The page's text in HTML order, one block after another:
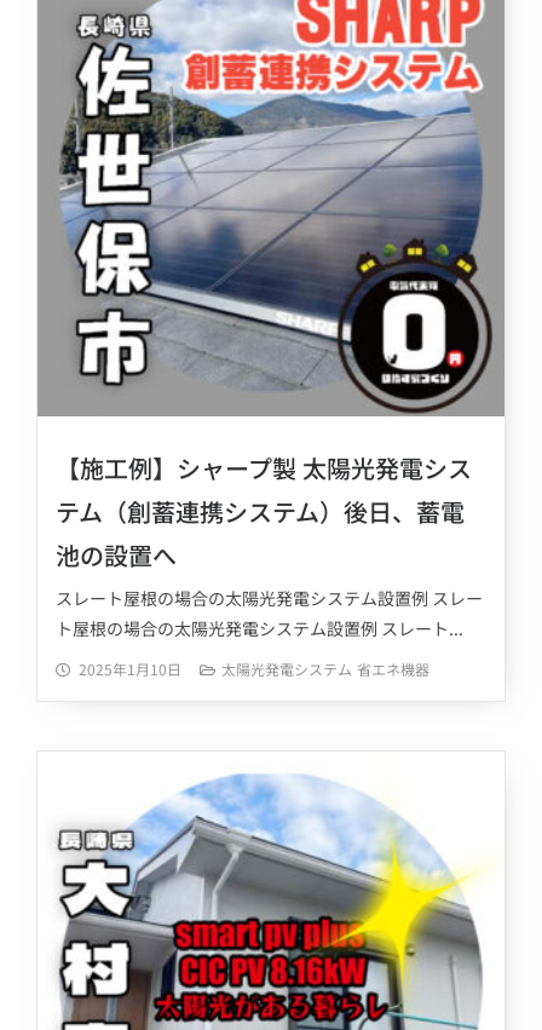
【施工例】シャープ製 太陽光発電シス
テム（創蓄連携システム）後日、蓄電
池の設置へ
スレート屋根の場合の太陽光発電システム設置例 スレー
ト屋根の場合の太陽光発電システム設置例 スレート...
2025年1月10日 太陽光発電システム 省エネ機器